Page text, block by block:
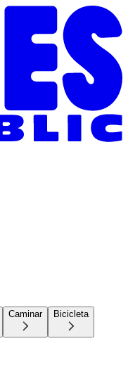
Caminar Bicicleta